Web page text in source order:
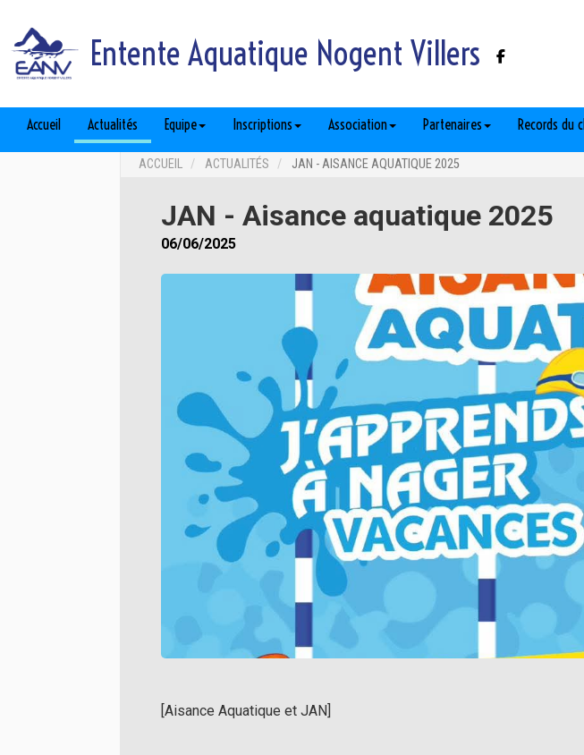
Entente Aquatique Nogent Villers
Accueil Actualités Equipe Inscriptions Association Partenaires Records du
ACCUEIL ACTUALITÉS JAN - AISANCE AQUATIQUE 2025
JAN - Aisance aquatique 2025
06/06/2025
[Aisance Aquatique et JAN]